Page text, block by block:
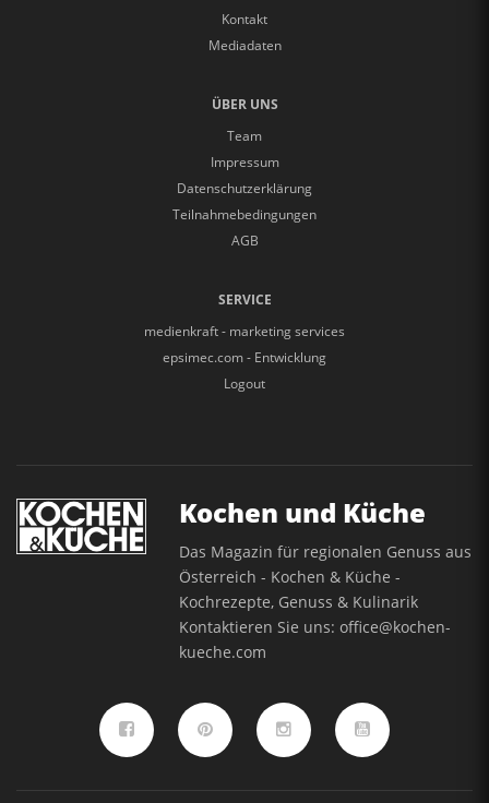
Kontakt
Mediadaten
ÜBER UNS
Team
Impressum
Datenschutzerklärung
Teilnahmebedingungen
AGB
SERVICE
medienkraft - marketing services
epsimec.com - Entwicklung
Logout
Kochen und Küche
Das Magazin für regionalen Genuss aus
Österreich - Kochen & Küche -
Kochrezepte, Genuss & Kulinarik
Kontaktieren Sie uns:office@kochen-
kueche.com